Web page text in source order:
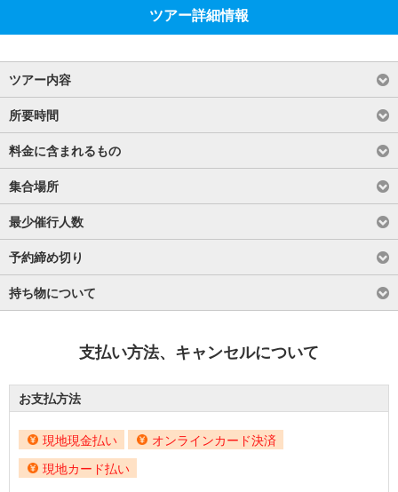
ツアー詳細情報
ツアー内容
所要時間
料金に含まれるもの
集合場所
最少催行人数
予約締め切り
持ち物について
支払い方法、キャンセルについて
お支払方法
現地現金払い
オンラインカード決済
現地カード払い